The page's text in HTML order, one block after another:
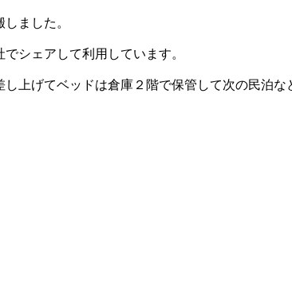
ました。
シェアして利用しています。
上げてベッドは倉庫２階で保管して次の民泊